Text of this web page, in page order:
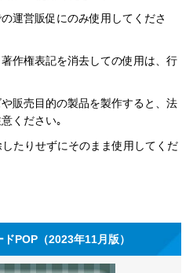
運営販促にのみ使用してくださ
作権表記を消去しての使用は、行
販売目的の製品を製作すると、法
ください｡
たりせずにそのまま使用してくだ
POP（2023年11月版）